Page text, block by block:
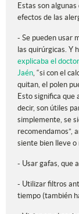
Estas son
efectos de las
- Se pueden usar
las quirúrgicas. Y
explicaba el
Jaén, “si con el
quitan, el polen
Esto significa que
decir, son útiles
simplemente, se
recomendamos”,
siente bien lleve o
- Usar gafas, que
- Utilizar filtros
tiempo (también